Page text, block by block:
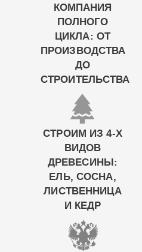
КОМПАНИЯ
ПОЛНОГО
ЦИКЛА: ОТ
ПРОИЗВОДСТВА
ДО
СТРОИТЕЛЬСТВА
СТРОИМ ИЗ 4-Х
ВИДОВ
ДРЕВЕСИНЫ:
ЕЛЬ, СОСНА,
ЛИСТВЕННИЦА
И КЕДР